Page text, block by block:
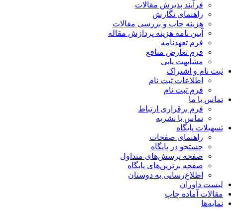
فرآیند پذیرش مقالات
راهنمای نگارش
هزینه چاپ و بررسی مقالات
آیین نامه هزینه پردازش مقاله
فرم تعهدنامه
فرم تعارض منافع
مشابهت یابی
ثبت نام و اشتراک
اطلاعات ثبت نام
فرم ثبت نام
تماس با ما
فرم برقراری ارتباط
تماس با نشریه
تسهیلات پایگاه
راهنمای صفحات
جستجو در پایگاه
صفحه پرسش‌های متداول
صفحه برترین‌های پایگاه
اطلاع‌رسانی به دوستان
لیست داوران
مقالات آماده چاپ
نمایه‌ها